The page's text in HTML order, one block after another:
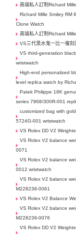
高端私人訂制Richard
Richard Mille Smiley RM
Clone Watch
高端私人訂制Richard
VS三代黑水鬼一比一複
VS third-generation
wristwatch
High-end personalized
level replica watch by
Patek Philippe 18K
series 7968/300R-001
customized bag with
5724G-001 wristwatch
VS Rolex DD V2
VS Rolex V2 balance
0071
VS Rolex V2 balance
0012 wristwatch
VS Rolex V2 balance
M228238-0061
VS Rolex V2 Balance
VS Rolex V2 balance
M228239-0076
VS Rolex DD V2